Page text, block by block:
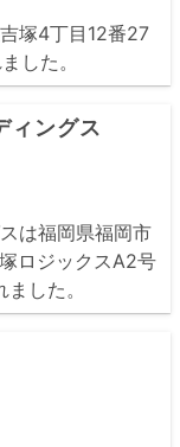
塚4丁目12番27
した。
ィングス
は福岡県福岡市
ロジックスA2号
した。